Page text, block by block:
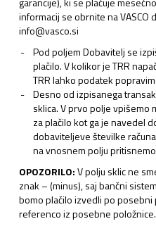
informacij se obrnite na
info@vasco.si
Pod poljem Dobavitelj se
plačilo. V kolikor je TRR
TRR lahko podatek
Desno od izpisanega
sklica. V prvo polje vpišemo
za plačilo kot ga je navedel
dobaviteljeve številke
na vnosnem polju
OPOZORILO:V polju sklic ne
znak – (minus), saj bančni
bomo plačilo izvedli po posebni
referenco iz posebne položnice.